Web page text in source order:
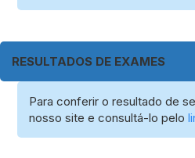
RESULTADOS DE EXAMES
Para conferir o resultado de
nosso site e consultá-lo pelo